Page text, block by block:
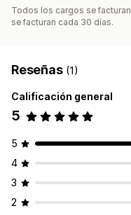
Todos los cargos se
se facturan cada 30 días.
Reseñas (1)
Calificación general
5
5
4
3
2